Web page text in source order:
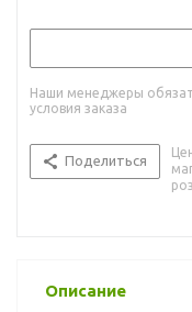
Наши менеджеры
условия заказа
Поделиться
Описание